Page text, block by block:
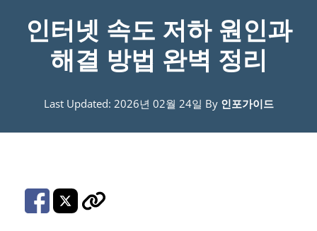
인터넷 속도 저하 원인과
해결 방법 완벽 정리
Last Updated: 2026년 02월 24일 By 인포가이드